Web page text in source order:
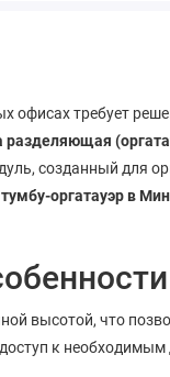
офисах требует
разделяющая
созданный для
оргатауэр в
высотой, что
к